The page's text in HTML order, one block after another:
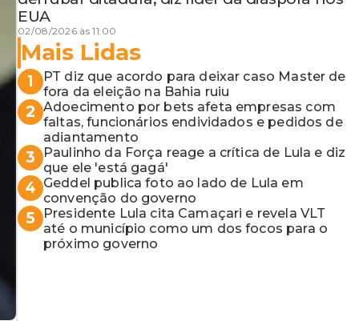
EUA
02/08/2026 às 11:00
Mais Lidas
1
PT diz que acordo para deixar caso Master de
fora da eleição na Bahia ruiu
2 Adoecimento por bets afeta empresas com
faltas, funcionários endividados e pedidos de
adiantamento
3
Paulinho da Força reage a crítica de Lula e diz
que ele 'está gagá'
4 Geddel publica foto ao lado de Lula em
convenção do governo
5
Presidente Lula cita Camaçari e revela VLT
até o município como um dos focos para o
próximo governo